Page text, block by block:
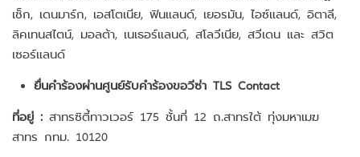
เช็ก, เดนมาร์ก, เอสโตเนีย, ฟินแลนด์, เยอรมัน, ไอซ์แลนด์, อิตาลี,
ลิคเทนสไตน์, มอลต้า, เนเธอร์แลนด์, สโลวีเนีย, สวีเดน และ สวิต
เซอร์แลนด์
ยื่นคำร้องผ่านศูนย์รับคำร้องขอวีซ่า TLS Contact
ที่อยู่ : สาทรซิตี้ทาวเวอร์ 175 ชั้นที่ 12 ถ.สาทรใต้ ทุ่งมหาเมฆ
สาทร กทม. 10120